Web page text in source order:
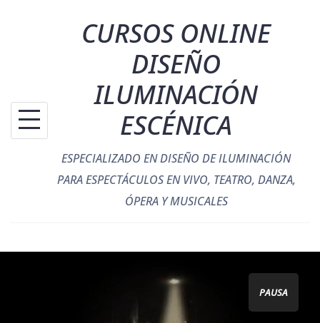
CURSOS ONLINE
DISEÑO
ILUMINACIÓN
ESCÉNICA
ESPECIALIZADO EN DISEÑO DE ILUMINACIÓN
PARA ESPECTÁCULOS EN VIVO, TEATRO, DANZA,
ÓPERA Y MUSICALES
PAUSA